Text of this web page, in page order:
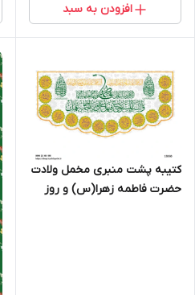
افزودن به سبد
کتیبه پشت منبری مخمل ولادت
حضرت فاطمه زهرا(س) و روز